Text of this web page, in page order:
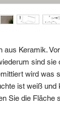
aus Keramik.
sind sie
wird was
ist weiß und
Sie die Fläche